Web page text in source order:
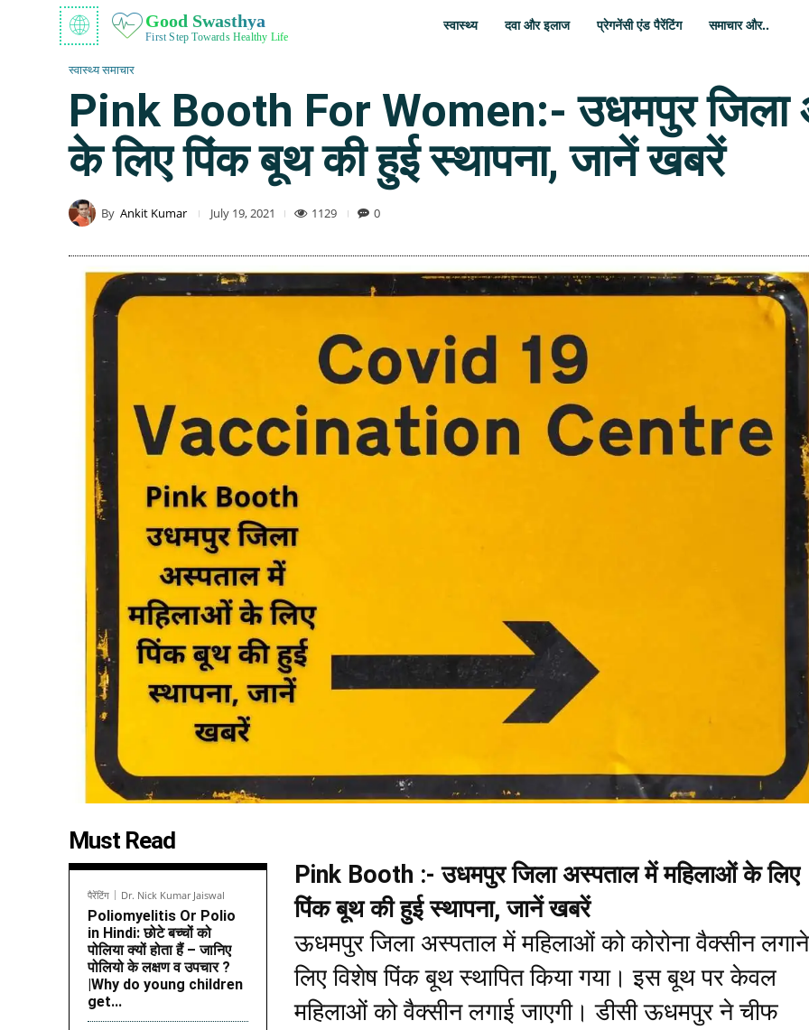
Good Swasthya
First Step Towards Healthy Life
स्वास्थ्य दवा और इलाज प्रेगनेंसी एंड पैरेंटिंग समाचार और..
स्वास्थ्य समाचार
Pink Booth For Women:- उधमपुर जिला
के लिए पिंक बूथ की हुई स्थापना, जानें खबरें
By Ankit Kumar July 19, 2021 1129 0
Must Read
पैरेंटिंग Dr. Nick Kumar Jaiswal
Poliomyelitis Or Polio
in Hindi: छोटे बच्चों को
पोलिया क्यों होता हैं – जानिए
पोलियो के लक्षण व उपचार ?
|Why do young children
get...
Pink Booth :- उधमपुर जिला अस्पताल में महिलाओं के लिए
पिंक बूथ की हुई स्थापना, जानें खबरें
ऊधमपुर जिला अस्पताल में महिलाओं को कोरोना वैक्सीन
लिए विशेष पिंक बूथ स्थापित किया गया। इस बूथ पर केवल
महिलाओं को वैक्सीन लगाई जाएगी। डीसी ऊधमपुर ने चीफ